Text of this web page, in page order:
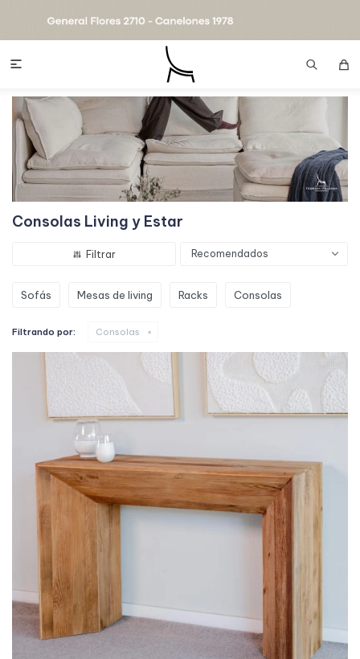

Consolas Living y Estar
Recomendados
Sofás Mesas de living Racks Consolas
Filtrando por: Consolas